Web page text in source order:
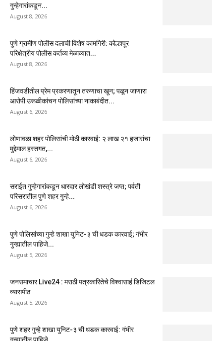
गुन्हेगारांकडून...
August 8, 2026
पुणे ग्रामीण पोलीस दलाची विशेष कामगिरी: कोल्हापूर
परिक्षेत्रीय पोलीस कर्तव्य मेळाव्यात...
August 8, 2026
हिंजवडीतील प्रेम प्रकरणातून तरुणाचा खून; पळून जाणारा
आरोपी उरूळीकांचन पोलिसांच्या नाकाबंदीत...
August 6, 2026
लोणावळा शहर पोलिसांची मोठी कारवाई: २ लाख २१ हजारांचा
मुद्देमाल हस्तगत,...
August 6, 2026
सराईत गुन्हेगारांकडून धारदार लोखंडी शस्त्रे जप्त; पर्वती
परिसरातील पुणे शहर गुन्हे...
August 6, 2026
पुणे पोलिसांच्या गुन्हे शाखा युनिट-३ ची धडक कारवाई; गंभीर
गुन्ह्यातील पाहिजे...
August 5, 2026
जनसमाचार Live24 : मराठी पत्रकारितेचे विश्वासार्ह डिजिटल
व्यासपीठ
August 5, 2026
पुणे शहर गुन्हे शाखा युनिट-३ ची धडक कारवाई: गंभीर